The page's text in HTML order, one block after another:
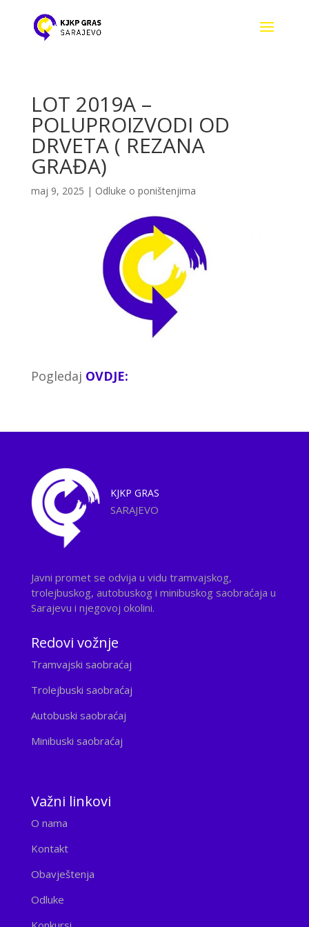
LOT 2019A –
POLUPROIZVODI OD
DRVETA ( REZANA
GRAĐA)
maj 9, 2025 | Odluke o poništenjima
Pogledaj OVDJE:
KJKP GRAS
SARAJEVO
Javni promet se odvija u vidu tramvajskog,
trolejbuskog, autobuskog i minibuskog saobraćaja u
Sarajevu i njegovoj okolini.
Redovi vožnje
Tramvajski saobraćaj
Trolejbuski saobraćaj
Autobuski saobraćaj
Minibuski saobraćaj
Važni linkovi
O nama
Kontakt
Obavještenja
Odluke